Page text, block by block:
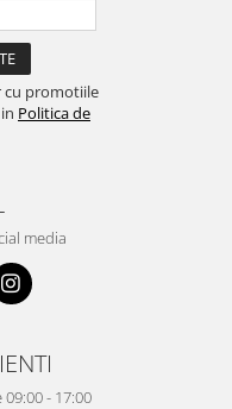
cu promotiile
Politica de
media
- 17:00